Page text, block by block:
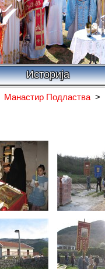
Историја
Манастир Подластва >